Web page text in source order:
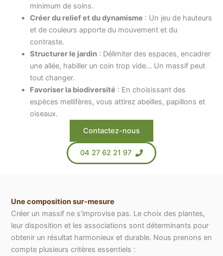
minimum de soins.
Créer du relief et du dynamisme : Un jeu de hauteurs
et de couleurs apporte du mouvement et du
contraste.
Structurer le jardin : Délimiter des espaces, encadrer
une allée, habiller un coin trop vide… Un massif peut
tout changer.
Favoriser la biodiversité : En choisissant des
espèces mellifères, vous attirez abeilles, papillons et
oiseaux.
Contactez-nous
04 27 62 21 97
Une composition sur-mesure
Créer un massif ne s’improvise pas. Le choix des plantes,
leur disposition et les associations sont déterminants pour
obtenir un résultat harmonieux et durable. Nous prenons en
compte plusieurs critères essentiels :